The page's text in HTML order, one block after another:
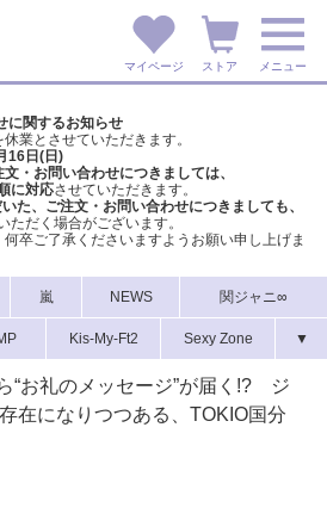
マイページ ストア メニュー
に関するお知らせ
業とさせていただきます。
16日(日)
・お問い合わせにつきましては、
に対応させていただきます。
た、ご注文・ お問い合わせにつきましても、
ただく場合がございます。
何卒ご了承くださいますようお願い申し上げま
嵐 NEWS 関ジャニ∞
Kis-My-Ft2 Sexy Zone ▼
“お礼のメッセージ”が届く!? ジ
在になりつつある、TOKIO国分